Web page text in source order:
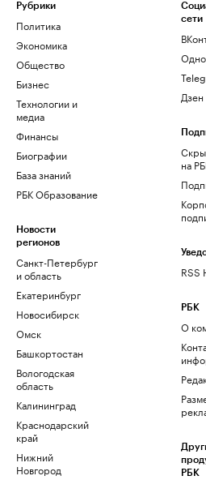
Рубрики
Политика
Экономика
Общество
Бизнес
Технологии и
медиа
Финансы
Биографии
База знаний
РБК Образование
Новости
регионов
Санкт-Петербург
и область
Екатеринбург
Новосибирск
Омск
Башкортостан
Вологодская
область
Калининград
Краснодарский
край
Нижний
Новгород
сети
Дзен
на
RSS
РБК
О
РБК